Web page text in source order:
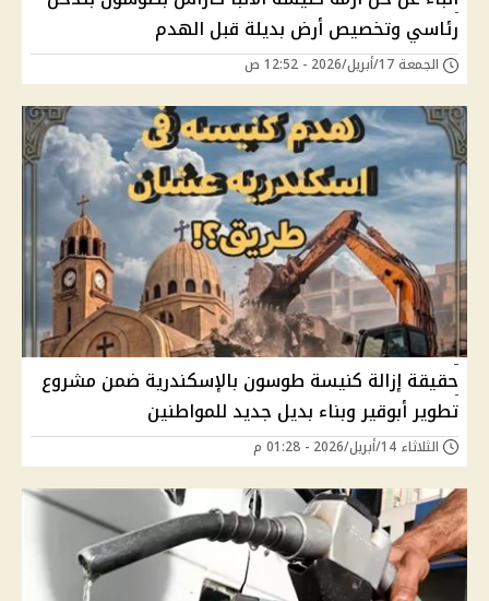
رئاسي وتخصيص أرض بديلة قبل الهدم
الجمعة 17/أبريل/2026 - 12:52 ص
حقيقة إزالة كنيسة طوسون بالإسكندرية ضمن مشروع
تطوير أبوقير وبناء بديل جديد للمواطنين
الثلاثاء 14/أبريل/2026 - 01:28 م